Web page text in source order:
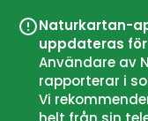
Naturkartan-
uppdateras
Användare av
rapporterar i
Vi